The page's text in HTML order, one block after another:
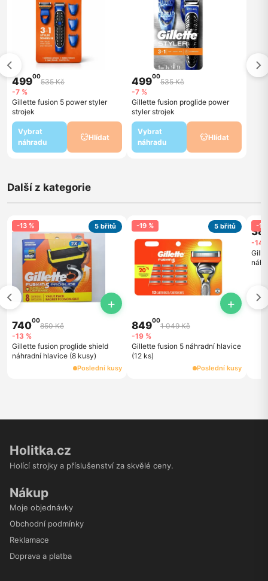
49900
535 Kč
-7 %
Gillette fusion 5 power styler
strojek
Vybrat
náhradu
Hlídat
49900
535 Kč
-7 %
Gillette fusion proglide power
styler strojek
Vybrat
náhradu
Hlídat
Další z kategorie
-13 % 5 břitů
+
74000
850 Kč
-13 %
Gillette fusion proglide shield
náhradní hlavice (8 kusy)
Poslední kusy
-19 % 5 břitů
+
84900
1 049 Kč
-19 %
Gillette fusion 5 náhradní hlavice
(12 ks)
Poslední kusy
-14
-14
Holitka.cz
Holící strojky a příslušenství za skvělé ceny.
Nákup
Moje objednávky
Obchodní podmínky
Reklamace
Doprava a platba